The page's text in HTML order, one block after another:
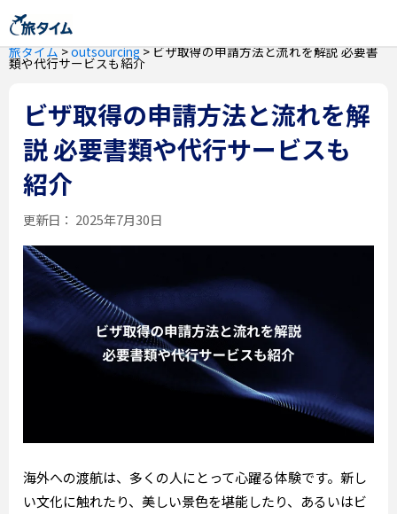
旅タイム>outsourcing>ビザ取得の申請方法と流れを解説 必要書
類や代行サービスも紹介
ビザ取得の申請方法と流れを解
説 必要書類や代行サービスも
紹介
更新日： 2025年7月30日
海外への渡航は、多くの人にとって心躍る体験です。新し
い文化に触れたり、美しい景色を堪能したり、あるいはビ